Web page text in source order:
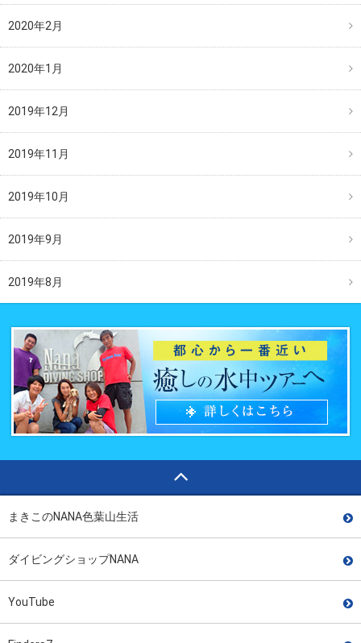
2020年2月
2020年1月
2019年12月
2019年11月
2019年10月
2019年9月
2019年8月
まきこのNANA色葉山生活
ダイビングショップNANA
YouTube